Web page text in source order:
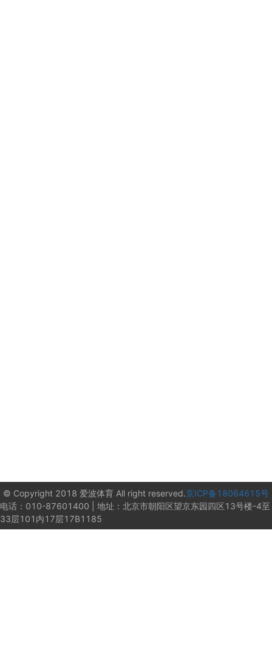
© Copyright 2018 爱波体育 All right reserved.京ICP备18064615号
电话：010-87601400 | 地址：北京市朝阳区望京东园四区13号楼-4至
33层101内17层17B1185